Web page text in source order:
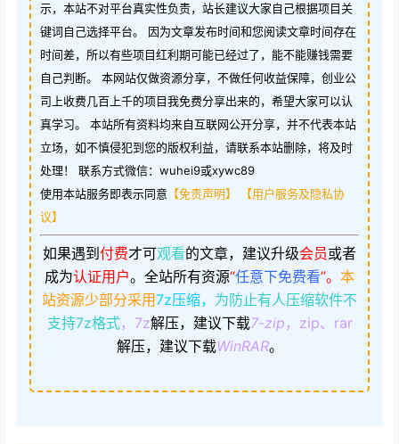
示，本站不对平台真实性负责，站长建议大家自己根据项目关
键词自己选择平台。 因为文章发布时间和您阅读文章时间存在
时间差，所以有些项目红利期可能已经过了，能不能赚钱需要
自己判断。 本网站仅做资源分享，不做任何收益保障，创业公
司上收费几百上千的项目我免费分享出来的，希望大家可以认
真学习。 本站所有资料均来自互联网公开分享，并不代表本站
立场，如不慎侵犯到您的版权利益，请联系本站删除，将及时
处理！ 联系方式微信：wuhei9或xywc89
使用本站服务即表示同意 【免责声明】
【用户服务及隐私协
议】
如果遇到 付费才可观看的文章，建议升级会员或者
成为认证用户。 全站所有资源“任意下免费看”。 本
站资源少部分采用7z压缩， 为防止有人压缩软件不
支持7z格式，7z解压，建议下载7-zip ，zip、rar
解压，建议下载WinRAR。